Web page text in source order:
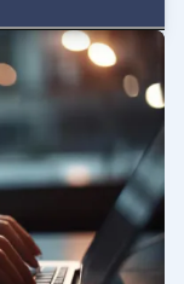
tels
qui
et